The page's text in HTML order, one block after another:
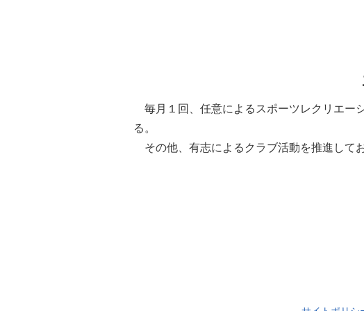
毎月１回、任意によるスポーツレクリエー
る。
その他、有志によるクラブ活動を推進して